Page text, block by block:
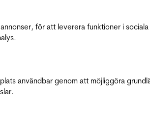
för att leverera funktioner i
användbar genom att möjliggöra